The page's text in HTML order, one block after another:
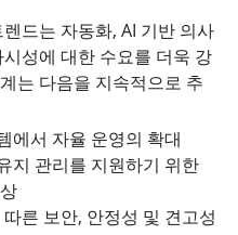
드는 자동화, AI 기반 의사
성에 대한 수요를 더욱 강
는 다음을 지속적으로 추
에서 자율 운영의 확대
지 관리를 지원하기 위한
른 보안, 안정성 및 견고성